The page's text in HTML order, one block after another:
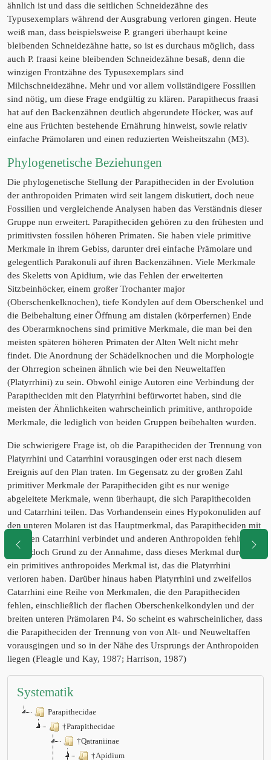
ähnlich ist und dass die seitlichen Schneidezähne des
Typusexemplars während der Ausgrabung verloren gingen. Heute
weiß man, dass beispielsweise P. grangeri überhaupt keine
bleibenden Schneidezähne hatte, so ist es durchaus möglich, dass
auch P. fraasi keine bleibenden Schneidezähne besaß, denn die
winzigen Frontzähne des Typusexemplars sind
Milchschneidezähne. Mehr und vor allem vollständigere Fossilien
sind nötig, um diese Frage endgültig zu klären. Parapithecus fraasi
hat auf den Backenzähnen deutlich abgerundete Höcker, was auf
eine aus Früchten bestehende Ernährung hinweist, sowie relativ
einfache Prämolaren und einen reduzierten Weisheitszahn (M3).
Phylogenetische Beziehungen
Die phylogenetische Stellung der Parapitheciden in der Evolution
der anthropoiden Primaten wird seit langem diskutiert, doch neue
Fossilien und vergleichende Analysen haben das Verständnis dieser
Gruppe nun erweitert. Parapitheciden gehören zu den frühesten und
primitivsten fossilen höheren Primaten. Sie haben viele primitive
Merkmale in ihrem Gebiss, darunter drei einfache Prämolare und
gelegentlich Parakonuli auf ihren Backenzähnen. Viele Merkmale
des Skeletts von Apidium, wie das Fehlen der erweiterten
Sitzbeinhöcker, einem großer Trochanter major
(Oberschenkelknochen), tiefe Kondylen auf dem Oberschenkel und
die Beibehaltung einer Öffnung am distalen (körperfernen) Ende
des Oberarmknochens sind primitive Merkmale, die man bei den
meisten späteren höheren Primaten der Alten Welt nicht mehr
findet. Die Anordnung der Schädelknochen und die Morphologie
der Ohrregion scheinen ähnlich wie bei den Neuweltaffen
(Platyrrhini) zu sein. Obwohl einige Autoren eine Verbindung der
Parapitheciden mit den Platyrrhini befürwortet haben, sind die
meisten der Ähnlichkeiten wahrscheinlich primitive, anthropoide
Merkmale, die lediglich von beiden Gruppen beibehalten wurden.
Die schwierigere Frage ist, ob die Parapitheciden der Trennung von
Platyrrhini und Catarrhini vorausgingen oder erst nach diesem
Ereignis auf den Plan traten. Im Gegensatz zu der großen Zahl
primitiver Merkmale der Parapitheciden gibt es nur wenige
abgeleitete Merkmale, wenn überhaupt, die sich Parapithecoiden
und Catarrhini teilen. Das Vorhandensein eines Hypokonuliden auf
den unteren Molaren ist das Hauptmerkmal, das Parapitheciden mit
heutigen Catarrhini verbindet und anderen Anthropoiden fehlt. Es
gibt jedoch Grund zu der Annahme, dass dieses Merkmal durchaus
ein primitives anthropoides Merkmal ist, das die Platyrrhini
verloren haben. Darüber hinaus haben Platyrrhini und zweifellos
Catarrhini eine Reihe von Merkmalen, die den Parapitheciden
fehlen, einschließlich der flachen Oberschenkelkondylen und der
breiten unteren Prämolaren P4. So scheint es wahrscheinlicher, dass
die Parapitheciden der Trennung von von Alt- und Neuweltaffen
vorausgingen und so in der Nähe des Ursprungs der Anthropoiden
liegen (Fleagle und Kay, 1987; Harrison, 1987)
Systematik
Parapithecidae
†Parapithecidae
†Qatraniinae
†Apidium